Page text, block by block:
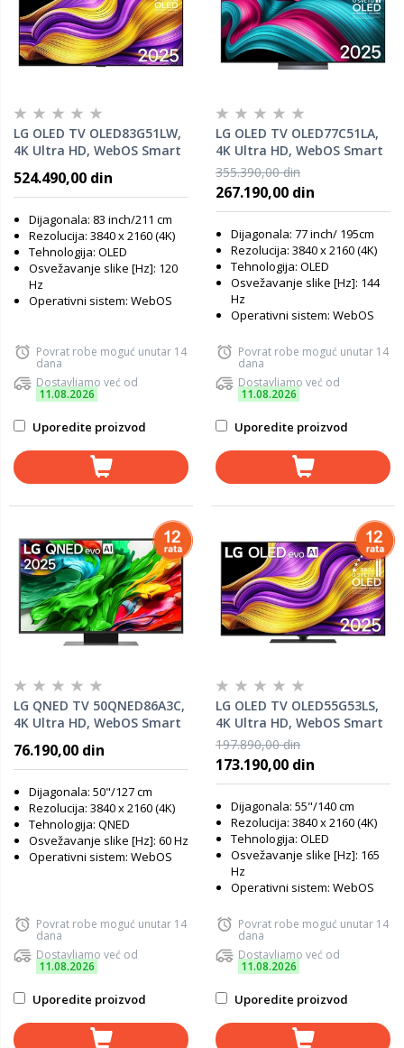
LG OLED TV OLED83G51LW,
4K Ultra HD, WebOS Smart
Gen2, Dynamic Tone
Mapping, FILMMAKER
MODE™, AI Chatbot
524.490,00 din
Dijagonala: 83 inch/211 cm
Rezolucija: 3840 x 2160 (4K)
Tehnologija: OLED
Osvežavanje slike [Hz]: 120
Hz
Operativni sistem: WebOS
Povrat robe moguć unutar 14
dana
Dostavljamo već od
11.08.2026
Uporedite proizvod
LG OLED TV OLED77C51LA,
4K Ultra HD, WebOS Smart
TV, α9 AI Processor 4K
Gen8, α9 AI Super Upscaling
4K, FILMMAKER MODE™, AI
355.390,00 din
267.190,00 din
Dijagonala: 77 inch/ 195cm
Rezolucija: 3840 x 2160 (4K)
Tehnologija: OLED
Osvežavanje slike [Hz]: 144
Hz
Operativni sistem: WebOS
Povrat robe moguć unutar 14
dana
Dostavljamo već od
11.08.2026
Uporedite proizvod
LG QNED TV 50QNED86A3C,
4K Ultra HD, WebOS Smart
Gen8, 4K Super Upscaling,
FILMMAKER MODE™, AI
Chatbot
76.190,00 din
Dijagonala: 50"/127 cm
Rezolucija: 3840 x 2160 (4K)
Tehnologija: QNED
Osvežavanje slike [Hz]: 60 Hz
Operativni sistem: WebOS
Povrat robe moguć unutar 14
dana
Dostavljamo već od
11.08.2026
Uporedite proizvod
LG OLED TV OLED55G53LS,
4K Ultra HD, WebOS Smart
TV, α11 AI Processor 4K
Gen2, α11 AI Super
Upscaling 4K, FILMMAKER
197.890,00 din
173.190,00 din
Dijagonala: 55"/140 cm
Rezolucija: 3840 x 2160 (4K)
Tehnologija: OLED
Osvežavanje slike [Hz]: 165
Hz
Operativni sistem: WebOS
Povrat robe moguć unutar 14
dana
Dostavljamo već od
11.08.2026
Uporedite proizvod